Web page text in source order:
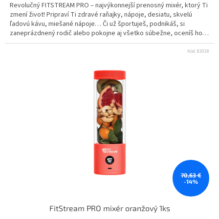
Revolučný FITSTREAM PRO – najvýkonnejší prenosný mixér, ktorý Ti
zmení život! Pripraví Ti zdravé raňajky, nápoje, desiatu, skvelú
ľadovú kávu, miešané nápoje… Či už športuješ, podnikáš, si
zaneprázdnený rodič alebo pokojne aj všetko súbežne, oceníš ho
nielen ty, ale aj tvoje okolie.
70,63 €
-14%
FitStream PRO mixér oranžový 1ks
Kód:83038